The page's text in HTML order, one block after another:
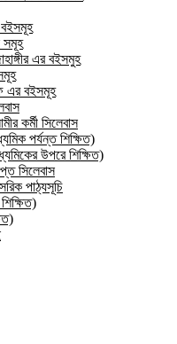
সমূহ
এর বইসমুহ
এর বইসমূহ
কর্মী সিলেবাস
পর্যন্ত শিক্ষিত)
উপরে শিক্ষিত)
সিলেবাস
পাঠ্যসূচি